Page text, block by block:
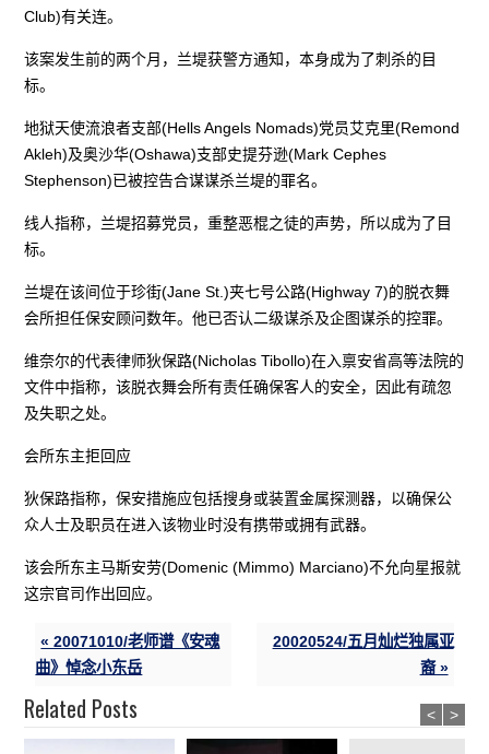
Club)有关连。
该案发生前的两个月，兰堤获警方通知，本身成为了刺杀的目
标。
地狱天使流浪者支部(Hells Angels Nomads)党员艾克里(Remond
Akleh)及奥沙华(Oshawa)支部史提芬逊(Mark Cephes
Stephenson)已被控告合谋谋杀兰堤的罪名。
线人指称，兰堤招募党员，重整恶棍之徒的声势，所以成为了目
标。
兰堤在该间位于珍街(Jane St.)夹七号公路(Highway 7)的脱衣舞
会所担任保安顾问数年。他已否认二级谋杀及企图谋杀的控罪。
维奈尔的代表律师狄保路(Nicholas Tibollo)在入禀安省高等法院的
文件中指称，该脱衣舞会所有责任确保客人的安全，因此有疏忽
及失职之处。
会所东主拒回应
狄保路指称，保安措施应包括搜身或装置金属探测器，以确保公
众人士及职员在进入该物业时没有携带或拥有武器。
该会所东主马斯安劳(Domenic (Mimmo) Marciano)不允向星报就
这宗官司作出回应。
« 20071010/老师谱《安魂
曲》悼念小东岳
20020524/五月灿烂独属亚
裔 »
Related Posts < >